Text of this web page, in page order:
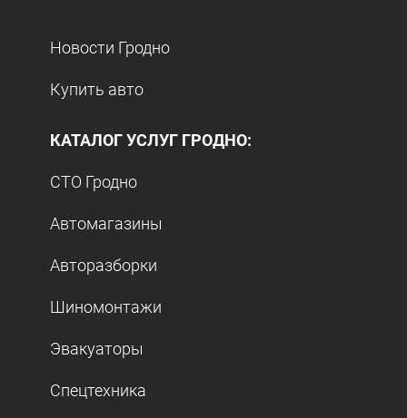
Новости Гродно
Купить авто
КАТАЛОГ УСЛУГ ГРОДНО:
СТО Гродно
Автомагазины
Авторазборки
Шиномонтажи
Эвакуаторы
Спецтехника